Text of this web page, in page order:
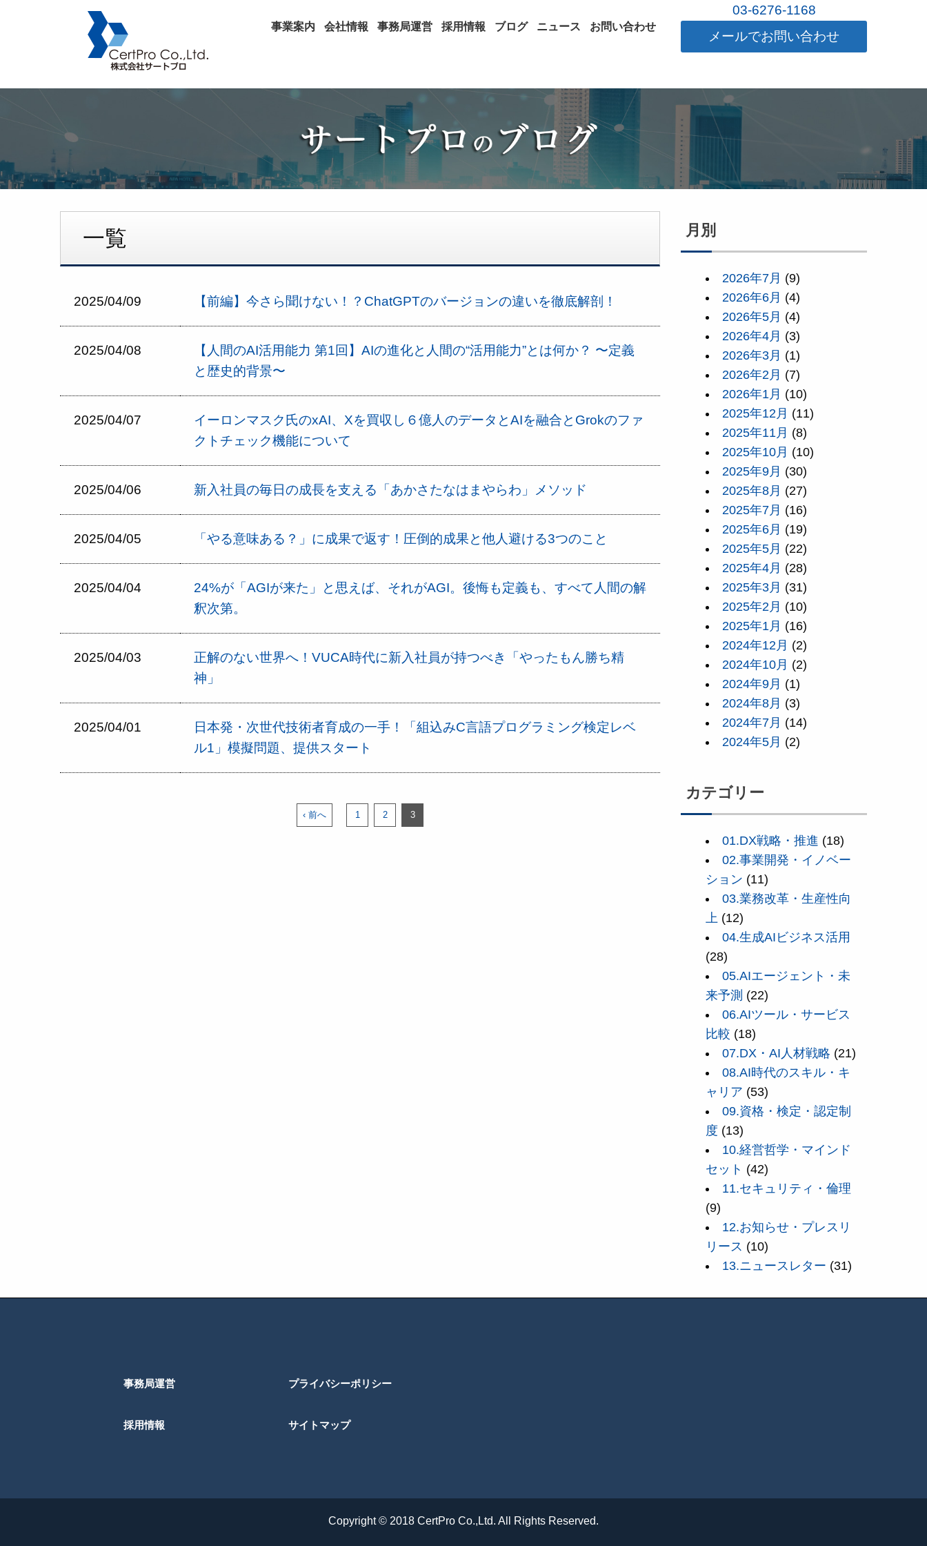
事業案内 会社情報 事務局運営 採用情報 ブログ ニュース お問い合わせ
03-6276-1168
メールでお問い合わせ
一覧
2025/04/09 【前編】今さら聞けない！？ChatGPTのバージョンの違いを徹底解剖！
2025/04/08
【人間のAI活用能力 第1回】AIの進化と人間の“活用能力”とは何か？ 〜定義
と歴史的背景〜
2025/04/07
イーロンマスク氏のxAI、Xを買収し６億人のデータとAIを融合とGrokのファ
クトチェック機能について
2025/04/06 新入社員の毎日の成長を支える「あかさたなはまやらわ」メソッド
2025/04/05 「やる意味ある？」に成果で返す！圧倒的成果と他人避ける3つのこと
2025/04/04
24%が「AGIが来た」と思えば、それがAGI。後悔も定義も、すべて人間の解
釈次第。
2025/04/03
正解のない世界へ！VUCA時代に新入社員が持つべき「やったもん勝ち精
神」
2025/04/01
日本発・次世代技術者育成の一手！「組込みC言語プログラミング検定レベ
ル1」模擬問題、提供スタート
‹ 前へ 1 2 3
月別
2026年7月 (9)
2026年6月 (4)
2026年5月 (4)
2026年4月 (3)
2026年3月 (1)
2026年2月 (7)
2026年1月 (10)
2025年12月 (11)
2025年11月 (8)
2025年10月 (10)
2025年9月 (30)
2025年8月 (27)
2025年7月 (16)
2025年6月 (19)
2025年5月 (22)
2025年4月 (28)
2025年3月 (31)
2025年2月 (10)
2025年1月 (16)
2024年12月 (2)
2024年10月 (2)
2024年9月 (1)
2024年8月 (3)
2024年7月 (14)
2024年5月 (2)
カテゴリー
01.DX戦略・推進 (18)
02.事業開発・イノベー
ション (11)
03.業務改革・生産性向
上 (12)
04.生成AIビジネス活用
(28)
05.AIエージェント・未
来予測 (22)
06.AIツール・サービス
比較 (18)
07.DX・AI人材戦略 (21)
08.AI時代のスキル・キ
ャリア (53)
09.資格・検定・認定制
度 (13)
10.経営哲学・マインド
セット (42)
11.セキュリティ・倫理
(9)
12.お知らせ・プレスリ
リース (10)
13.ニュースレター (31)
事務局運営
採用情報
プライバシーポリシー
サイトマップ
Copyright © 2018 CertPro Co.,Ltd. All Rights Reserved.